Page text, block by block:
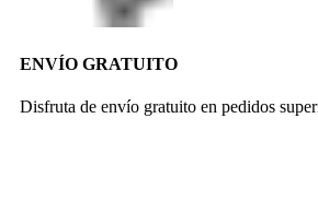
ENVÍO GRATUITO
Disfruta de envío gratuito en pedidos